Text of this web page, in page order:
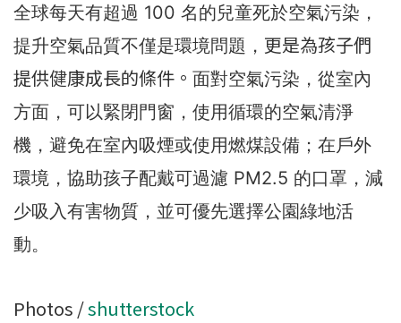
全球每天有超過 100 名的兒童死於空氣污染，
提升空氣品質不僅是環境問題， 更是為孩子們
提供健康成長的條件。 面對空氣污染，從室內
方面，可以緊閉門窗，使用循環的空氣清淨
機，避免在室內吸煙或使用燃煤設備；在戶外
環境，協助孩子配戴可過濾 PM2.5 的口罩，減
少吸入有害物質，並可優先選擇公園綠地活
動。
Photos /shutterstock